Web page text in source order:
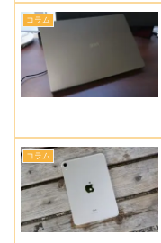
コラム
コラム